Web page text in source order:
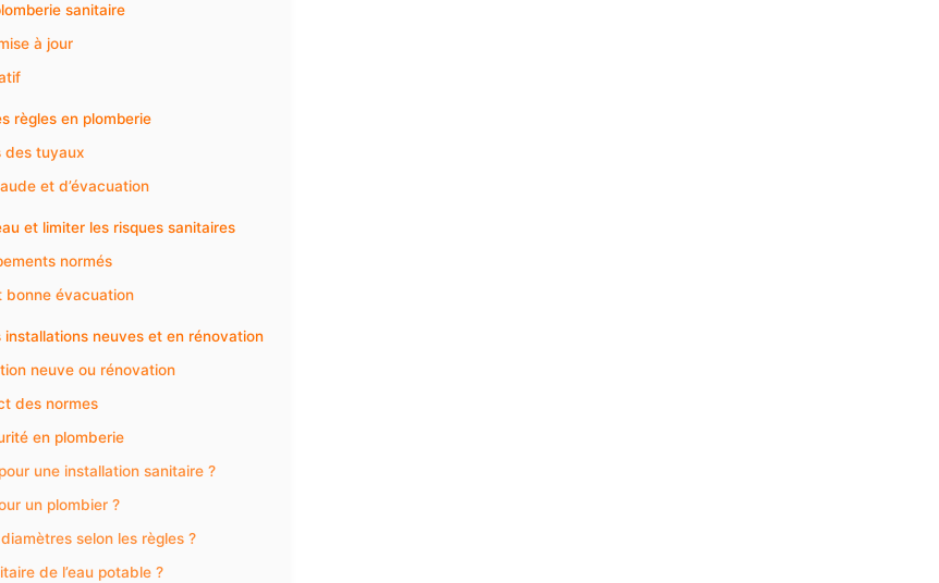
sanitaire
à jour
règles en plomberie
des tuyaux
et d’évacuation
et limiter les risques sanitaires
normés
bonne évacuation
neuves et en rénovation
neuve ou rénovation
des normes
en plomberie
une installation sanitaire ?
un plombier ?
selon les règles ?
de l’eau potable ?